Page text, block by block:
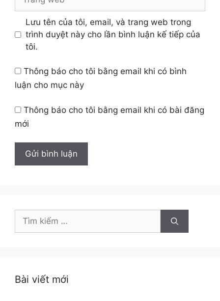
web
Lưu tên của tôi, email, và trang web trong
trình duyệt này cho lần bình luận kế tiếp của
tôi.
Thông báo cho tôi bằng email khi có bình
luận cho mục này
Thông báo cho tôi bằng email khi có bài đăng
mới
Tìm
Bài viết mới